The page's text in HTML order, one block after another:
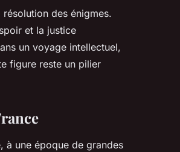
des énigmes.
et la justice
un voyage intellectuel,
figure reste un pilier
à une époque de grandes